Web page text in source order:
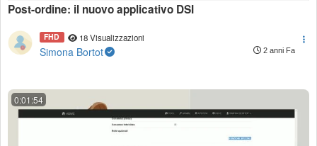
Post-ordine: il nuovo applicativo DSI
FHD 18 Visualizzazioni
Simona Bortot 2 anni Fa
0:01:54